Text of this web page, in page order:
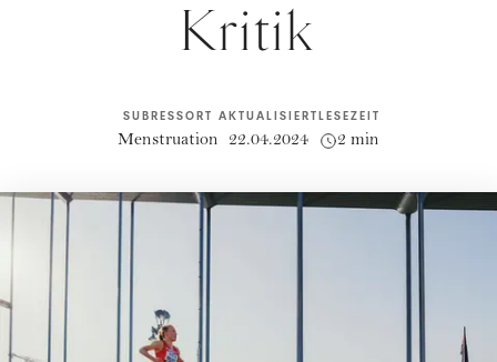
Kritik
SUBRESSORT
Menstruation
AKTUALISIERT
22.04.2024
LESEZEIT
2 min